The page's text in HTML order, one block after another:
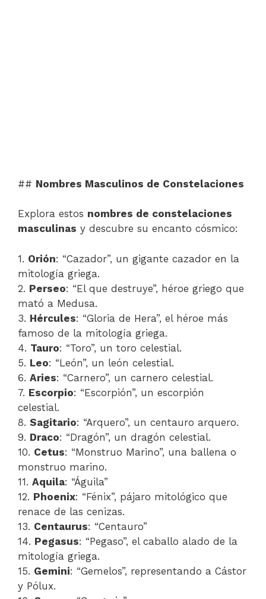
## Nombres Masculinos de Constelaciones
Explora estos nombres de constelaciones
masculinas y descubre su encanto cósmico:
1. Orión: “Cazador”, un gigante cazador en la
mitología griega.
2. Perseo: “El que destruye”, héroe griego que
mató a Medusa.
3. Hércules: “Gloria de Hera”, el héroe más
famoso de la mitología griega.
4. Tauro: “Toro”, un toro celestial.
5. Leo: “León”, un león celestial.
6. Aries: “Carnero”, un carnero celestial.
7. Escorpio: “Escorpión”, un escorpión
celestial.
8. Sagitario: “Arquero”, un centauro arquero.
9. Draco: “Dragón”, un dragón celestial.
10. Cetus: “Monstruo Marino”, una ballena o
monstruo marino.
11. Aquila: “Águila”
12. Phoenix: “Fénix”, pájaro mitológico que
renace de las cenizas.
13. Centaurus: “Centauro”
14. Pegasus: “Pegaso”, el caballo alado de la
mitología griega.
15. Gemini: “Gemelos”, representando a Cástor
y Pólux.